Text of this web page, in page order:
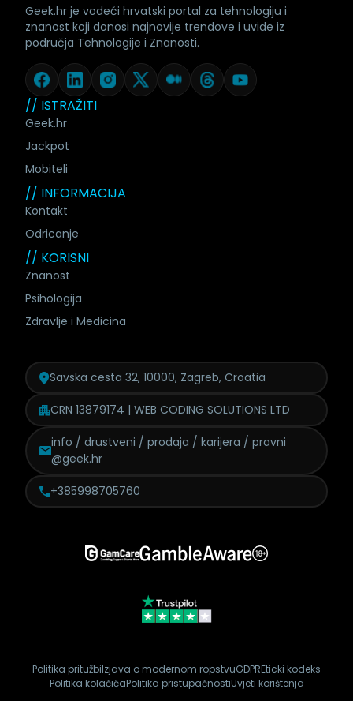
// ISTRAŽITI
Geek.hr
Jackpot
Mobiteli
// INFORMACIJA
Kontakt
Odricanje
// KORISNI
Znanost
Psihologija
Zdravlje i Medicina
Geek.hr je vodeći hrvatski portal za tehnologiju i
znanost koji donosi najnovije trendove i uvide iz
područja Tehnologije i Znanosti.
Savska cesta 32, 10000, Zagreb, Croatia
CRN 13879174 | WEB CODING SOLUTIONS LTD
info / drustveni / prodaja / karijera / pravni
@geek.hr
+385998705760
Politika pritužbiIzjava o modernom ropstvuGDPREticki kodeks
Politika kolačićaPolitika pristupačnostiUvjeti korištenja